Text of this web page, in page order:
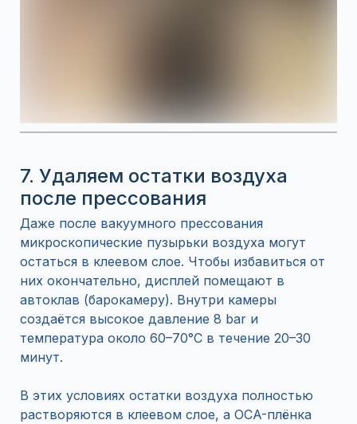
7. Удаляем остатки воздуха
после прессования
Даже после вакуумного прессования
микроскопические пузырьки воздуха могут
остаться в клеевом слое. Чтобы избавиться от
них окончательно, дисплей помещают в
автоклав (барокамеру). Внутри камеры
создаётся высокое давление 8 bar и
температура около 60–70°C в течение 20–30
минут.
В этих условиях остатки воздуха полностью
растворяются в клеевом слое, а OCA-плёнка